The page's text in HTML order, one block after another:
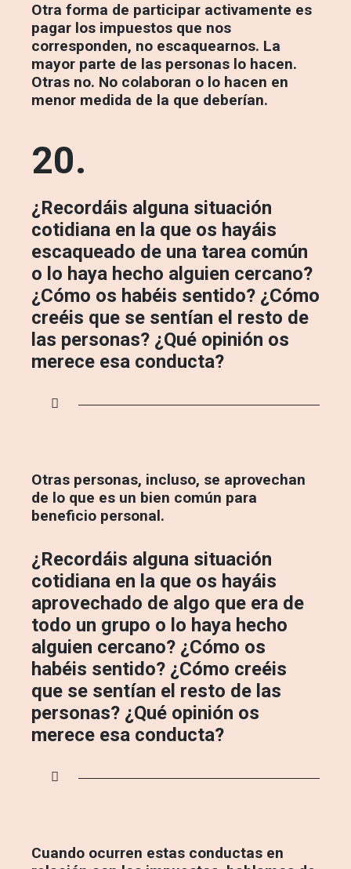
Otra forma de participar activamente es
pagar los impuestos que nos
corresponden, no escaquearnos. La
mayor parte de las personas lo hacen.
Otras no. No colaboran o lo hacen en
menor medida de la que deberían.
20.
¿Recordáis alguna situación
cotidiana en la que os hayáis
escaqueado de una tarea común
o lo haya hecho alguien cercano?
¿Cómo os habéis sentido? ¿Cómo
creéis que se sentían el resto de
las personas? ¿Qué opinión os
merece esa conducta?
Otras personas, incluso, se aprovechan
de lo que es un bien común para
beneficio personal.
¿Recordáis alguna situación
cotidiana en la que os hayáis
aprovechado de algo que era de
todo un grupo o lo haya hecho
alguien cercano? ¿Cómo os
habéis sentido? ¿Cómo creéis
que se sentían el resto de las
personas? ¿Qué opinión os
merece esa conducta?
Cuando ocurren estas conductas en